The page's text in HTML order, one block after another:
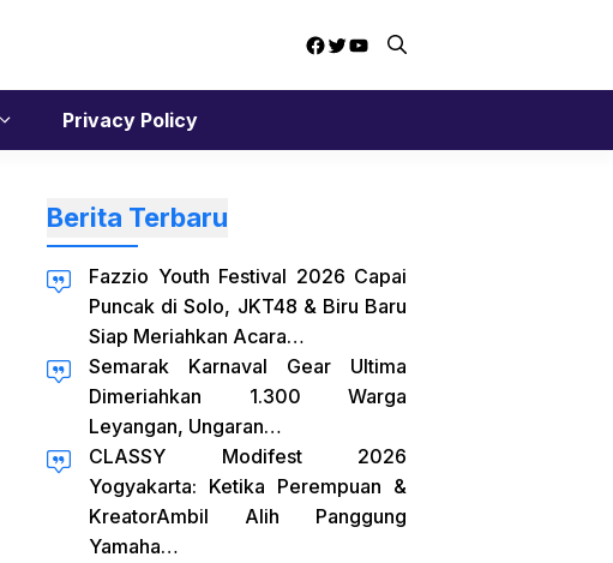
Facebook
Twitter
YouTube
Privacy Policy
Berita Terbaru
Fazzio Youth Festival 2026 Capai
Puncak di Solo, JKT48 & Biru Baru
Siap Meriahkan Acara…
Semarak Karnaval Gear Ultima
Dimeriahkan 1.300 Warga
Leyangan, Ungaran…
CLASSY Modifest 2026
Yogyakarta: Ketika Perempuan &
KreatorAmbil Alih Panggung
Yamaha…